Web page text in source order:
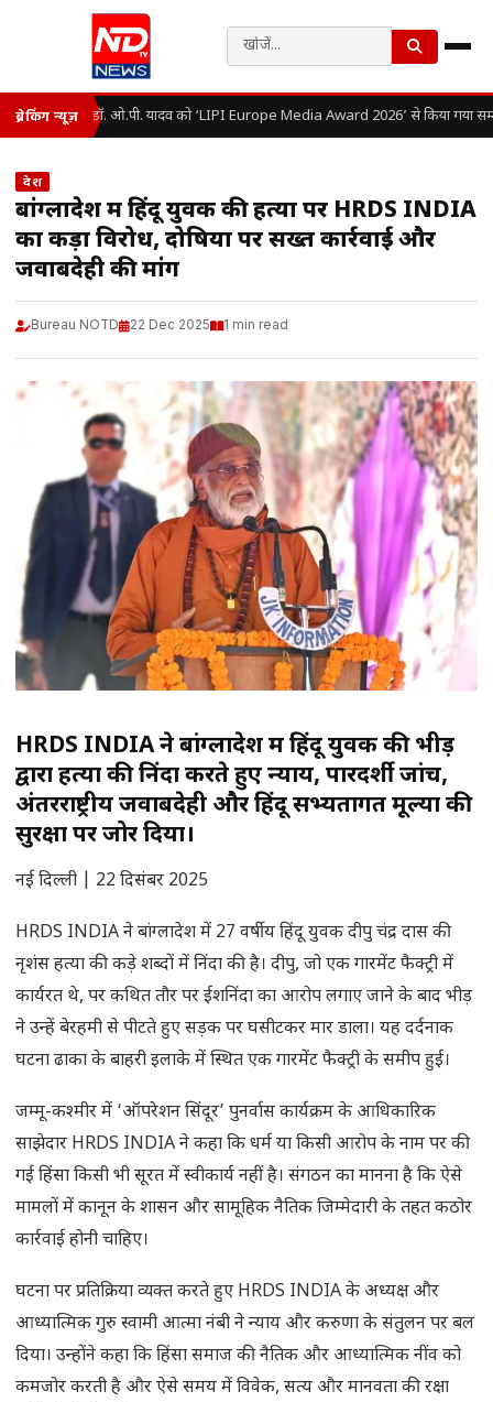
ब्रेकिंग न्यूज़ डॉ. ओ.पी. यादव को ‘LIPI Europe Media Award 2026’ से किया गया
देश
बांग्लादेश में हिंदू युवक की हत्या पर HRDS INDIA
का कड़ा विरोध, दोषियों पर सख्त कार्रवाई और
जवाबदेही की मांग
Bureau NOTD 22 Dec 2025 1 min read
HRDS INDIA ने बांग्लादेश में हिंदू युवक की भीड़
द्वारा हत्या की निंदा करते हुए न्याय, पारदर्शी जांच,
अंतरराष्ट्रीय जवाबदेही और हिंदू सभ्यतागत मूल्यों की
सुरक्षा पर जोर दिया।
नई दिल्ली | 22 दिसंबर 2025
HRDS INDIA ने बांग्लादेश में 27 वर्षीय हिंदू युवक दीपु चंद्र दास की
नृशंस हत्या की कड़े शब्दों में निंदा की है। दीपु, जो एक गारमेंट फैक्ट्री में
कार्यरत थे, पर कथित तौर पर ईशनिंदा का आरोप लगाए जाने के बाद भीड़
ने उन्हें बेरहमी से पीटते हुए सड़क पर घसीटकर मार डाला। यह दर्दनाक
घटना ढाका के बाहरी इलाके में स्थित एक गारमेंट फैक्ट्री के समीप हुई।
जम्मू-कश्मीर में ‘ऑपरेशन सिंदूर’ पुनर्वास कार्यक्रम के आधिकारिक
साझेदार HRDS INDIA ने कहा कि धर्म या किसी आरोप के नाम पर की
गई हिंसा किसी भी सूरत में स्वीकार्य नहीं है। संगठन का मानना है कि ऐसे
मामलों में कानून के शासन और सामूहिक नैतिक जिम्मेदारी के तहत कठोर
कार्रवाई होनी चाहिए।
घटना पर प्रतिक्रिया व्यक्त करते हुए HRDS INDIA के अध्यक्ष और
आध्यात्मिक गुरु स्वामी आत्मा नंबी ने न्याय और करुणा के संतुलन पर बल
दिया। उन्होंने कहा कि हिंसा समाज की नैतिक और आध्यात्मिक नींव को
कमजोर करती है और ऐसे समय में विवेक, सत्य और मानवता की रक्षा